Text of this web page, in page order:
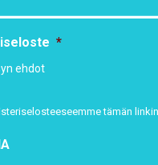
*
ehdot
tämän